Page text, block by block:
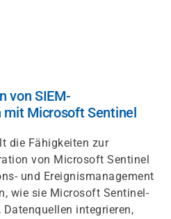
von SIEM-
mit Microsoft Sentinel
die Fähigkeiten zur
von Microsoft Sentinel
und Ereignismanagement
wie sie Microsoft Sentinel-
integrieren,